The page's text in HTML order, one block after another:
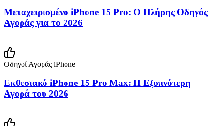
Μεταχειρισμένο iPhone 15 Pro: Ο Πλήρης Οδηγός
Αγοράς για το 2026
Οδηγοί Αγοράς iPhone
Εκθεσιακό iPhone 15 Pro Max: Η Εξυπνότερη
Αγορά του 2026